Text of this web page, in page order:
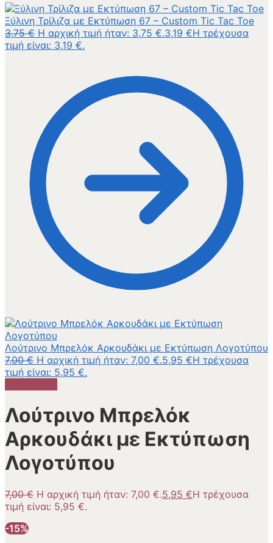
Ξύλινη Τρίλιζα με Εκτύπωση 67 – Custom Tic Tac Toe
3,75€ Η αρχική τιμή ήταν: 3,75 €.3,19 €Η τρέχουσα
τιμή είναι: 3,19 €.
Λούτρινο Μπρελόκ Αρκουδάκι με Εκτύπωση Λογοτύπου
7,00€ Η αρχική τιμή ήταν: 7,00 €.5,95 €Η τρέχουσα
τιμή είναι: 5,95 €.
Λούτρινο Μπρελόκ
Αρκουδάκι με Εκτύπωση
Λογοτύπου
7,00€ Η αρχική τιμή ήταν: 7,00 €.5,95 €Η τρέχουσα
τιμή είναι: 5,95 €.
-15%